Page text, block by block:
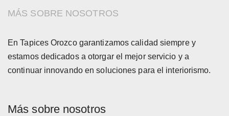
MÁS SOBRE NOSOTROS
En Tapices Orozco garantizamos calidad siempre y
estamos dedicados a otorgar el mejor servicio y a
continuar innovando en soluciones para el interiorismo.
Más sobre nosotros